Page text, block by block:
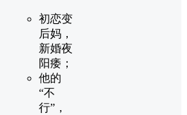
初恋变
后妈，
新婚夜
阳痿；
他的
“不
行”，